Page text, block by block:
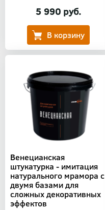
5 990 руб.
Венецианская
штукатурка - имитация
натурального мрамора с
двумя базами для
сложных декоративных
эффектов